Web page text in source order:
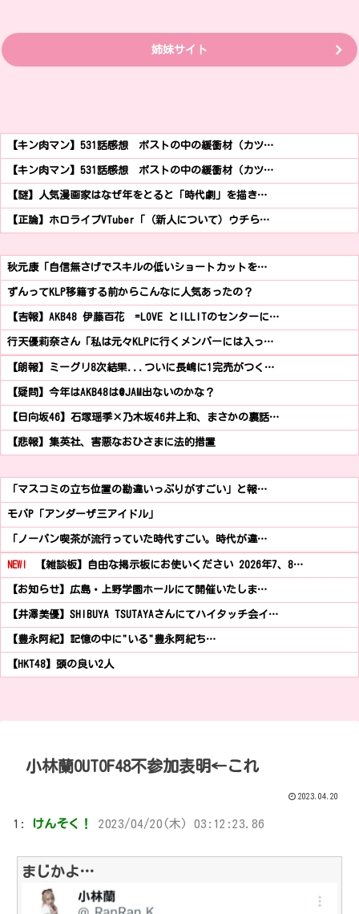
姉妹サイト
【キン肉マン】531話感想 ポストの中の緩衝材（カツ…
【キン肉マン】531話感想 ポストの中の緩衝材（カツ…
【謎】人気漫画家はなぜ年をとると「時代劇」を描き…
【正論】ホロライブVTuber「（新人について）ウチら…
秋元康「自信無さげでスキルの低いショートカットを…
ずんってKLP移籍する前からこんなに人気あったの？
【吉報】AKB48 伊藤百花 =LOVE とILLITのセンターに…
行天優莉奈さん「私は元々KLPに行くメンバーには入っ…
【朗報】ミーグリ8次結果...ついに長嶋に1完売がつく…
【疑問】今年はAKB48は@JAM出ないのかな？
【日向坂46】石塚瑶季×乃木坂46井上和、まさかの裏話…
【悲報】集英社、害悪なおひさまに法的措置
「マスコミの立ち位置の勘違いっぷりがすごい」と報…
モバP「アンダーザ三アイドル」
「ノーパン喫茶が流行っていた時代すごい。時代が違…
NEW! 【雑談板】自由な掲示板にお使いください 2026年7、8…
【お知らせ】広島・上野学園ホールにて開催いたしま…
【井澤美優】SHIBUYA TSUTAYAさんにてハイタッチ会イ…
【豊永阿紀】記憶の中に"いる"豊永阿紀ち…
【HKT48】頭の良い2人
小林蘭OUTOF48不参加表明←これ
2023.04.20
1: けんそく！ 2023/04/20(木) 03:12:23.86
まじかよ…